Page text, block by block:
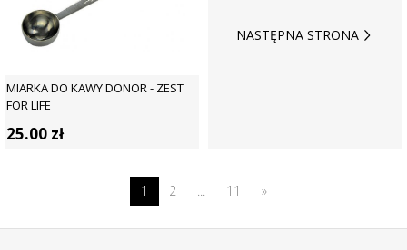
MIARKA DO KAWY DONOR - ZEST
FOR LIFE
25.00 zł
NASTĘPNA STRONA
1 2 ... 11 »